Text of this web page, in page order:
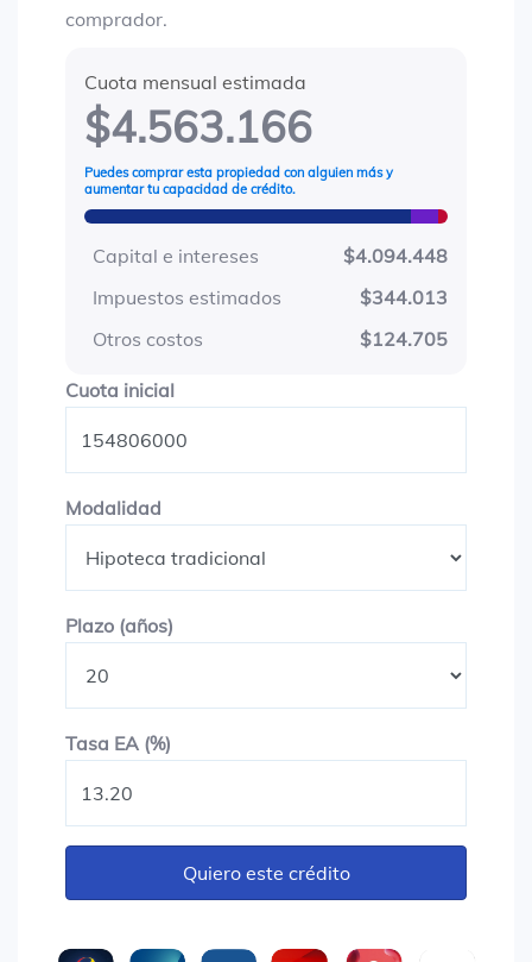
comprador.
Cuota mensual estimada
$4.563.166
Puedes comprar esta propiedad con alguien más y
aumentar tu capacidad de crédito.
Capital e intereses
$4.094.448
Impuestos estimados
$344.013
Otros costos
$124.705
Cuota inicialCuota inicial
Modalidad
Plazo (años)
Tasa EA (%)
Quiero este crédito